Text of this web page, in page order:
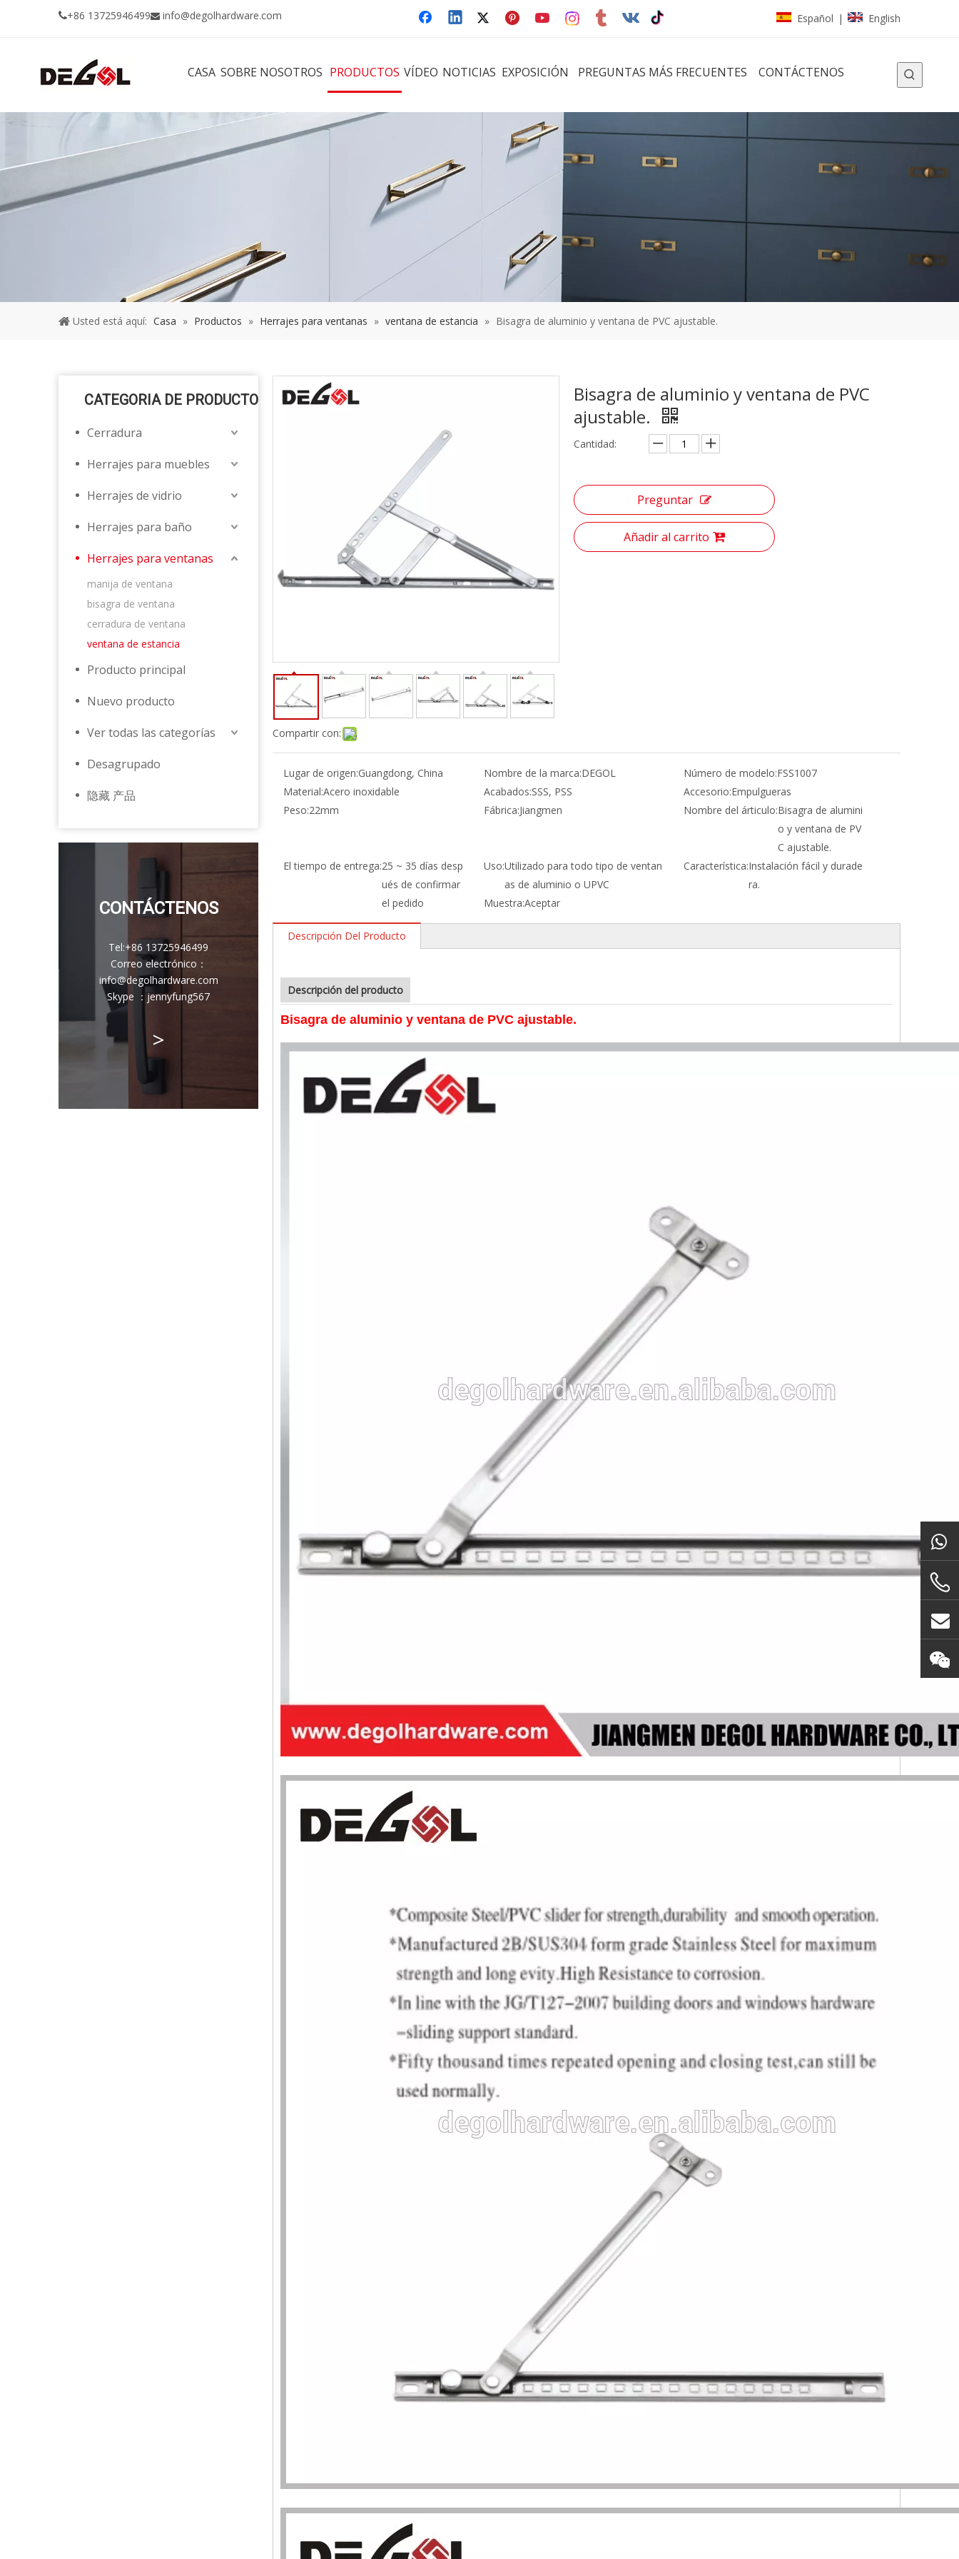
+86 13725946499 info@degolhardware.com Español | English
CASA SOBRE NOSOTROS PRODUCTOS VÍDEO NOTICIAS EXPOSICIÓN PREGUNTAS MÁS FRECUENTES CONTÁCTENOS
Usted está aquí: Casa » Productos » Herrajes para ventanas » ventana de estancia » Bisagra de aluminio y ventana de PVC ajustable.
CATEGORIA DE PRODUCTO
Cerradura
Herrajes para muebles
Herrajes de vidrio
Herrajes para baño
Herrajes para ventanas
manija de ventana
bisagra de ventana
cerradura de ventana
ventana de estancia
Producto principal
Nuevo producto
Ver todas las categorías
Desagrupado
隐藏 产品
CONTÁCTENOS
Tel:+86 13725946499
Correo electrónico ：
info@degolhardware.com
Skype ：jennyfung567
>
Compartir con:
Bisagra de aluminio y ventana de PVC
ajustable.
Cantidad:
Preguntar
Añadir al carrito
Lugar de origen:Guangdong, China Nombre de la marca:DEGOL Número de modelo:FSS1007
Material:Acero inoxidable Acabados:SSS, PSS Accesorio:Empulgueras
Peso:22mm Fábrica:Jiangmen Nombre del árticulo:Bisagra de alumini
o y ventana de PV
C ajustable.
El tiempo de entrega:25 ~ 35 días desp
ués de confirmar
el pedido
Uso:Utilizado para todo tipo de ventan
as de aluminio o UPVC
Característica:Instalación fácil y durade
ra.
Muestra:Aceptar
Descripción Del Producto
Descripción del producto
Bisagra de aluminio y ventana de PVC ajustable.